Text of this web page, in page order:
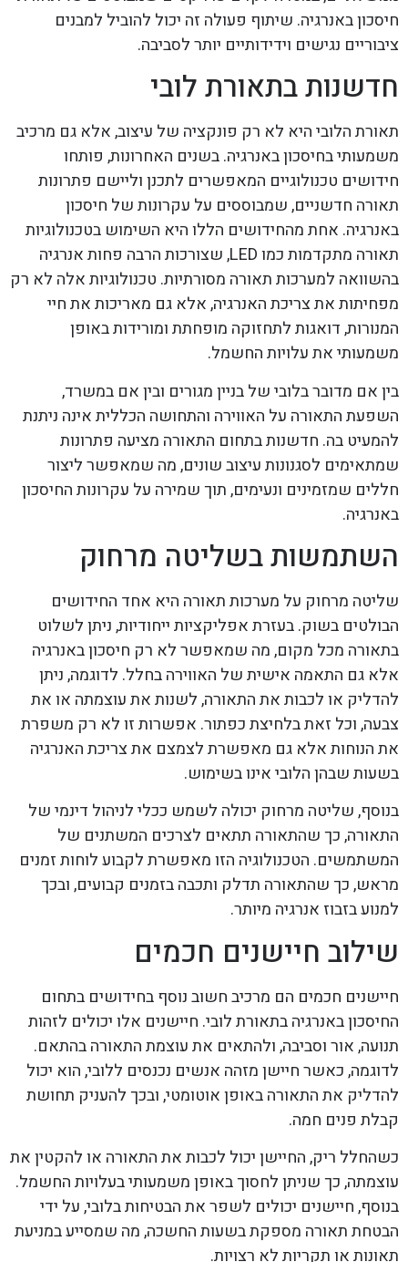
חיסכון באנרגיה. שיתוף פעולה זה יכול להוביל למבנים
ציבוריים נגישים וידידותיים יותר לסביבה.
חדשנות בתאורת לובי
תאורת הלובי היא לא רק פונקציה של עיצוב, אלא גם מרכיב
משמעותי בחיסכון באנרגיה. בשנים האחרונות, פותחו
חידושים טכנולוגיים המאפשרים לתכנן וליישם פתרונות
תאורה חדשניים, שמבוססים על עקרונות של חיסכון
באנרגיה. אחת מהחידושים הללו היא השימוש בטכנולוגיות
תאורה מתקדמות כמו LED, שצורכות הרבה פחות אנרגיה
בהשוואה למערכות תאורה מסורתיות. טכנולוגיות אלה לא רק
מפחיתות את צריכת האנרגיה, אלא גם מאריכות את חיי
המנורות, דואגות לתחזוקה מופחתת ומורידות באופן
משמעותי את עלויות החשמל.
בין אם מדובר בלובי של בניין מגורים ובין אם במשרד,
השפעת התאורה על האווירה והתחושה הכללית אינה ניתנת
להמעיט בה. חדשנות בתחום התאורה מציעה פתרונות
שמתאימים לסגנונות עיצוב שונים, מה שמאפשר ליצור
חללים שמזמינים ונעימים, תוך שמירה על עקרונות החיסכון
באנרגיה.
השתמשות בשליטה מרחוק
שליטה מרחוק על מערכות תאורה היא אחד החידושים
הבולטים בשוק. בעזרת אפליקציות ייחודיות, ניתן לשלוט
בתאורה מכל מקום, מה שמאפשר לא רק חיסכון באנרגיה
אלא גם התאמה אישית של האווירה בחלל. לדוגמה, ניתן
להדליק או לכבות את התאורה, לשנות את עוצמתה או את
צבעה, וכל זאת בלחיצת כפתור. אפשרות זו לא רק משפרת
את הנוחות אלא גם מאפשרת לצמצם את צריכת האנרגיה
בשעות שבהן הלובי אינו בשימוש.
בנוסף, שליטה מרחוק יכולה לשמש ככלי לניהול דינמי של
התאורה, כך שהתאורה תתאים לצרכים המשתנים של
המשתמשים. הטכנולוגיה הזו מאפשרת לקבוע לוחות זמנים
מראש, כך שהתאורה תדלק ותכבה בזמנים קבועים, ובכך
למנוע בזבוז אנרגיה מיותר.
שילוב חיישנים חכמים
חיישנים חכמים הם מרכיב חשוב נוסף בחידושים בתחום
החיסכון באנרגיה בתאורת לובי. חיישנים אלו יכולים לזהות
תנועה, אור וסביבה, ולהתאים את עוצמת התאורה בהתאם.
לדוגמה, כאשר חיישן מזהה אנשים נכנסים ללובי, הוא יכול
להדליק את התאורה באופן אוטומטי, ובכך להעניק תחושת
קבלת פנים חמה.
כשהחלל ריק, החיישן יכול לכבות את התאורה או להקטין את
עוצמתה, כך שניתן לחסוך באופן משמעותי בעלויות החשמל.
בנוסף, חיישנים יכולים לשפר את הבטיחות בלובי, על ידי
הבטחת תאורה מספקת בשעות החשכה, מה שמסייע במניעת
תאונות או תקריות לא רצויות.